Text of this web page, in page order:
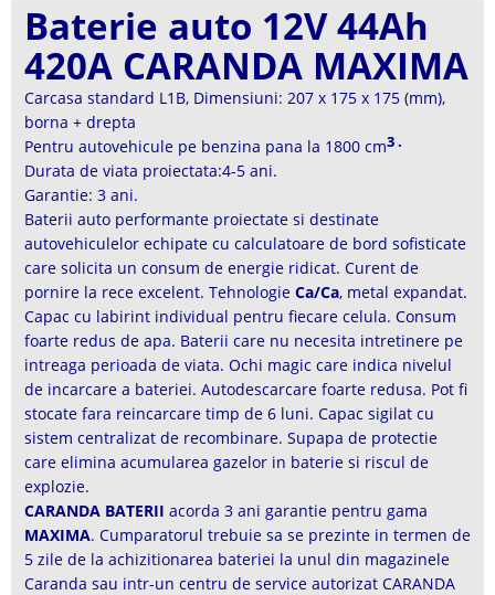
Baterie auto 12V 44Ah
420A CARANDA MAXIMA
Carcasa standard L1B, Dimensiuni: 207 x 175 x 175 (mm),
borna + drepta
Pentru autovehicule pe benzina pana la 1800 cm3 .
Durata de viata proiectata:4-5 ani.
Garantie: 3 ani.
Baterii auto performante proiectate si destinate
autovehiculelor echipate cu calculatoare de bord sofisticate
care solicita un consum de energie ridicat. Curent de
pornire la rece excelent. Tehnologie Ca/Ca, metal expandat.
Capac cu labirint individual pentru fiecare celula. Consum
foarte redus de apa. Baterii care nu necesita intretinere pe
intreaga perioada de viata. Ochi magic care indica nivelul
de incarcare a bateriei. Autodescarcare foarte redusa. Pot fi
stocate fara reincarcare timp de 6 luni. Capac sigilat cu
sistem centralizat de recombinare. Supapa de protectie
care elimina acumularea gazelor in baterie si riscul de
explozie.
CARANDA BATERII acorda 3 ani garantie pentru gama
MAXIMA. Cumparatorul trebuie sa se prezinte in termen de
5 zile de la achizitionarea bateriei la unul din magazinele
Caranda sau intr-un centru de service autorizat CARANDA